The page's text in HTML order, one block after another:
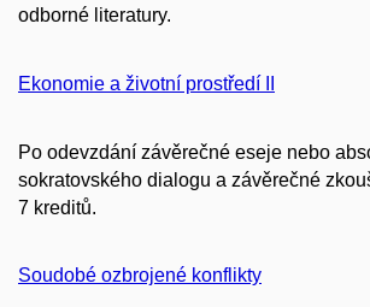
odborné literatury.
Ekonomie a životní prostředí II
Po odevzdání závěrečné eseje nebo
sokratovského dialogu a závěrečné
7 kreditů.
Soudobé ozbrojené konflikty